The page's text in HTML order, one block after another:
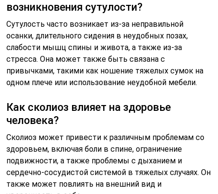
возникновения сутулости?
Сутулость часто возникает из-за неправильной
осанки, длительного сидения в неудобных позах,
слабости мышц спины и живота, а также из-за
стресса. Она может также быть связана с
привычками, такими как ношение тяжелых сумок на
одном плече или использование неудобной мебели.
Как сколиоз влияет на здоровье
человека?
Сколиоз может привести к различным проблемам со
здоровьем, включая боли в спине, ограничение
подвижности, а также проблемы с дыханием и
сердечно-сосудистой системой в тяжелых случаях. Он
также может повлиять на внешний вид и